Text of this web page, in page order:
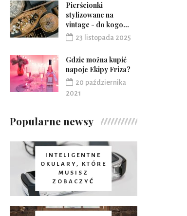
Pierścionki
stylizowane na
vintage - do kogo...
23 listopada 2025
Gdzie można kupić
napoje Ekipy Friza?
20 października
2021
Popularne newsy
INTELIGENTNE
OKULARY, KTÓRE
MUSISZ
ZOBACZYĆ